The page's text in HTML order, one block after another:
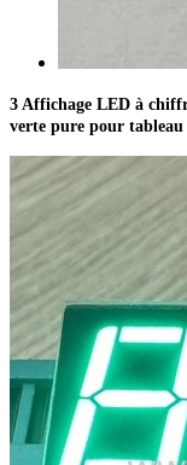
3 Affichage LED à
verte pure pour